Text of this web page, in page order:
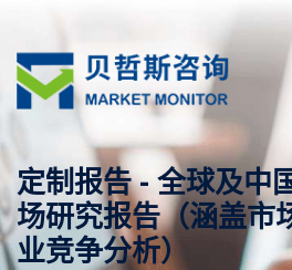
定制报告 - 全球及中
场研究报告（涵盖市
业竞争分析）